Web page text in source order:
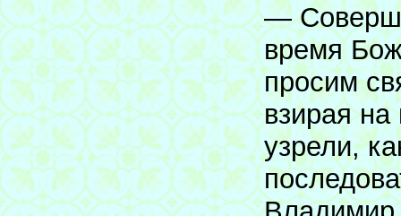
—
время
просим
взирая
узрели,